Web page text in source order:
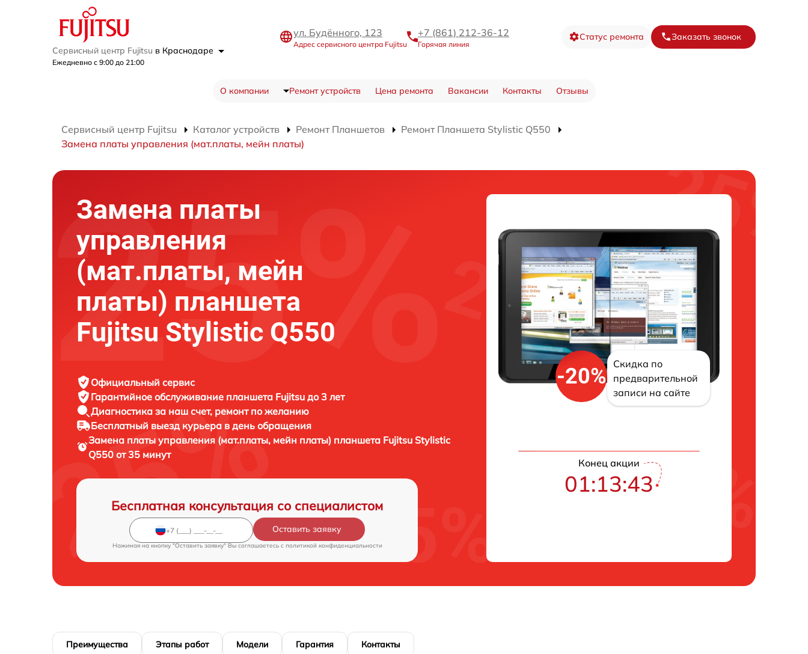
Сервисный центр Fujitsu в Краснодаре
Ежедневно с 9:00 до 21:00
ул. Будённого, 123
Адрес сервисного центра Fujitsu
+7 (861) 212-36-12
Горячая линия
Статус ремонта Заказать звонок
О компании Ремонт устройств Цена ремонта Вакансии Контакты Отзывы
Сервисный центр Fujitsu Каталог устройств Ремонт Планшетов
Ремонт Планшета Stylistic Q550
Замена платы управления (мат.платы, мейн платы)
Замена платы
управления
(мат.платы, мейн
платы) планшета
Fujitsu Stylistic Q550
Официальный сервис
Гарантийное обслуживание планшета Fujitsu до 3 лет
Диагностика за наш счет, ремонт по желанию
Бесплатный выезд курьера в день обращения
Замена платы управления (мат.платы, мейн платы) планшета Fujitsu Stylistic
Q550 от 35 минут
Бесплатная консультация со специалистом
Оставить заявку
Нажимая на кнопку "Оставить заявку" Вы соглашаетесь c политикой конфиденциальности
-20%
Скидка по
предварительной
записи на сайте
Конец акции
01:13:42
Преимущества Этапы работ Модели Гарантия Контакты